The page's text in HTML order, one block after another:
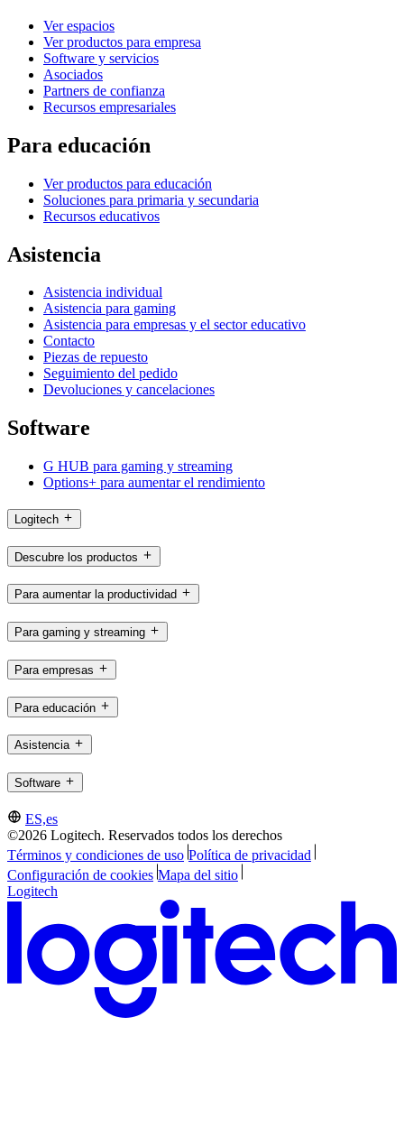
Ver espacios
Ver productos para empresa
Software y servicios
Asociados
Partners de confianza
Recursos empresariales
Para educación
Ver productos para educación
Soluciones para primaria y secundaria
Recursos educativos
Asistencia
Asistencia individual
Asistencia para gaming
Asistencia para empresas y el sector educativo
Contacto
Piezas de repuesto
Seguimiento del pedido
Devoluciones y cancelaciones
Software
G HUB para gaming y streaming
Options+ para aumentar el rendimiento
Logitech
Descubre los productos
Para aumentar la productividad
Para gaming y streaming
Para empresas
Para educación
Asistencia
Software
ES,es
©2026 Logitech. Reservados todos los derechos
Términos y condiciones de uso Política de privacidad
Configuración de cookies Mapa del sitio
Logitech